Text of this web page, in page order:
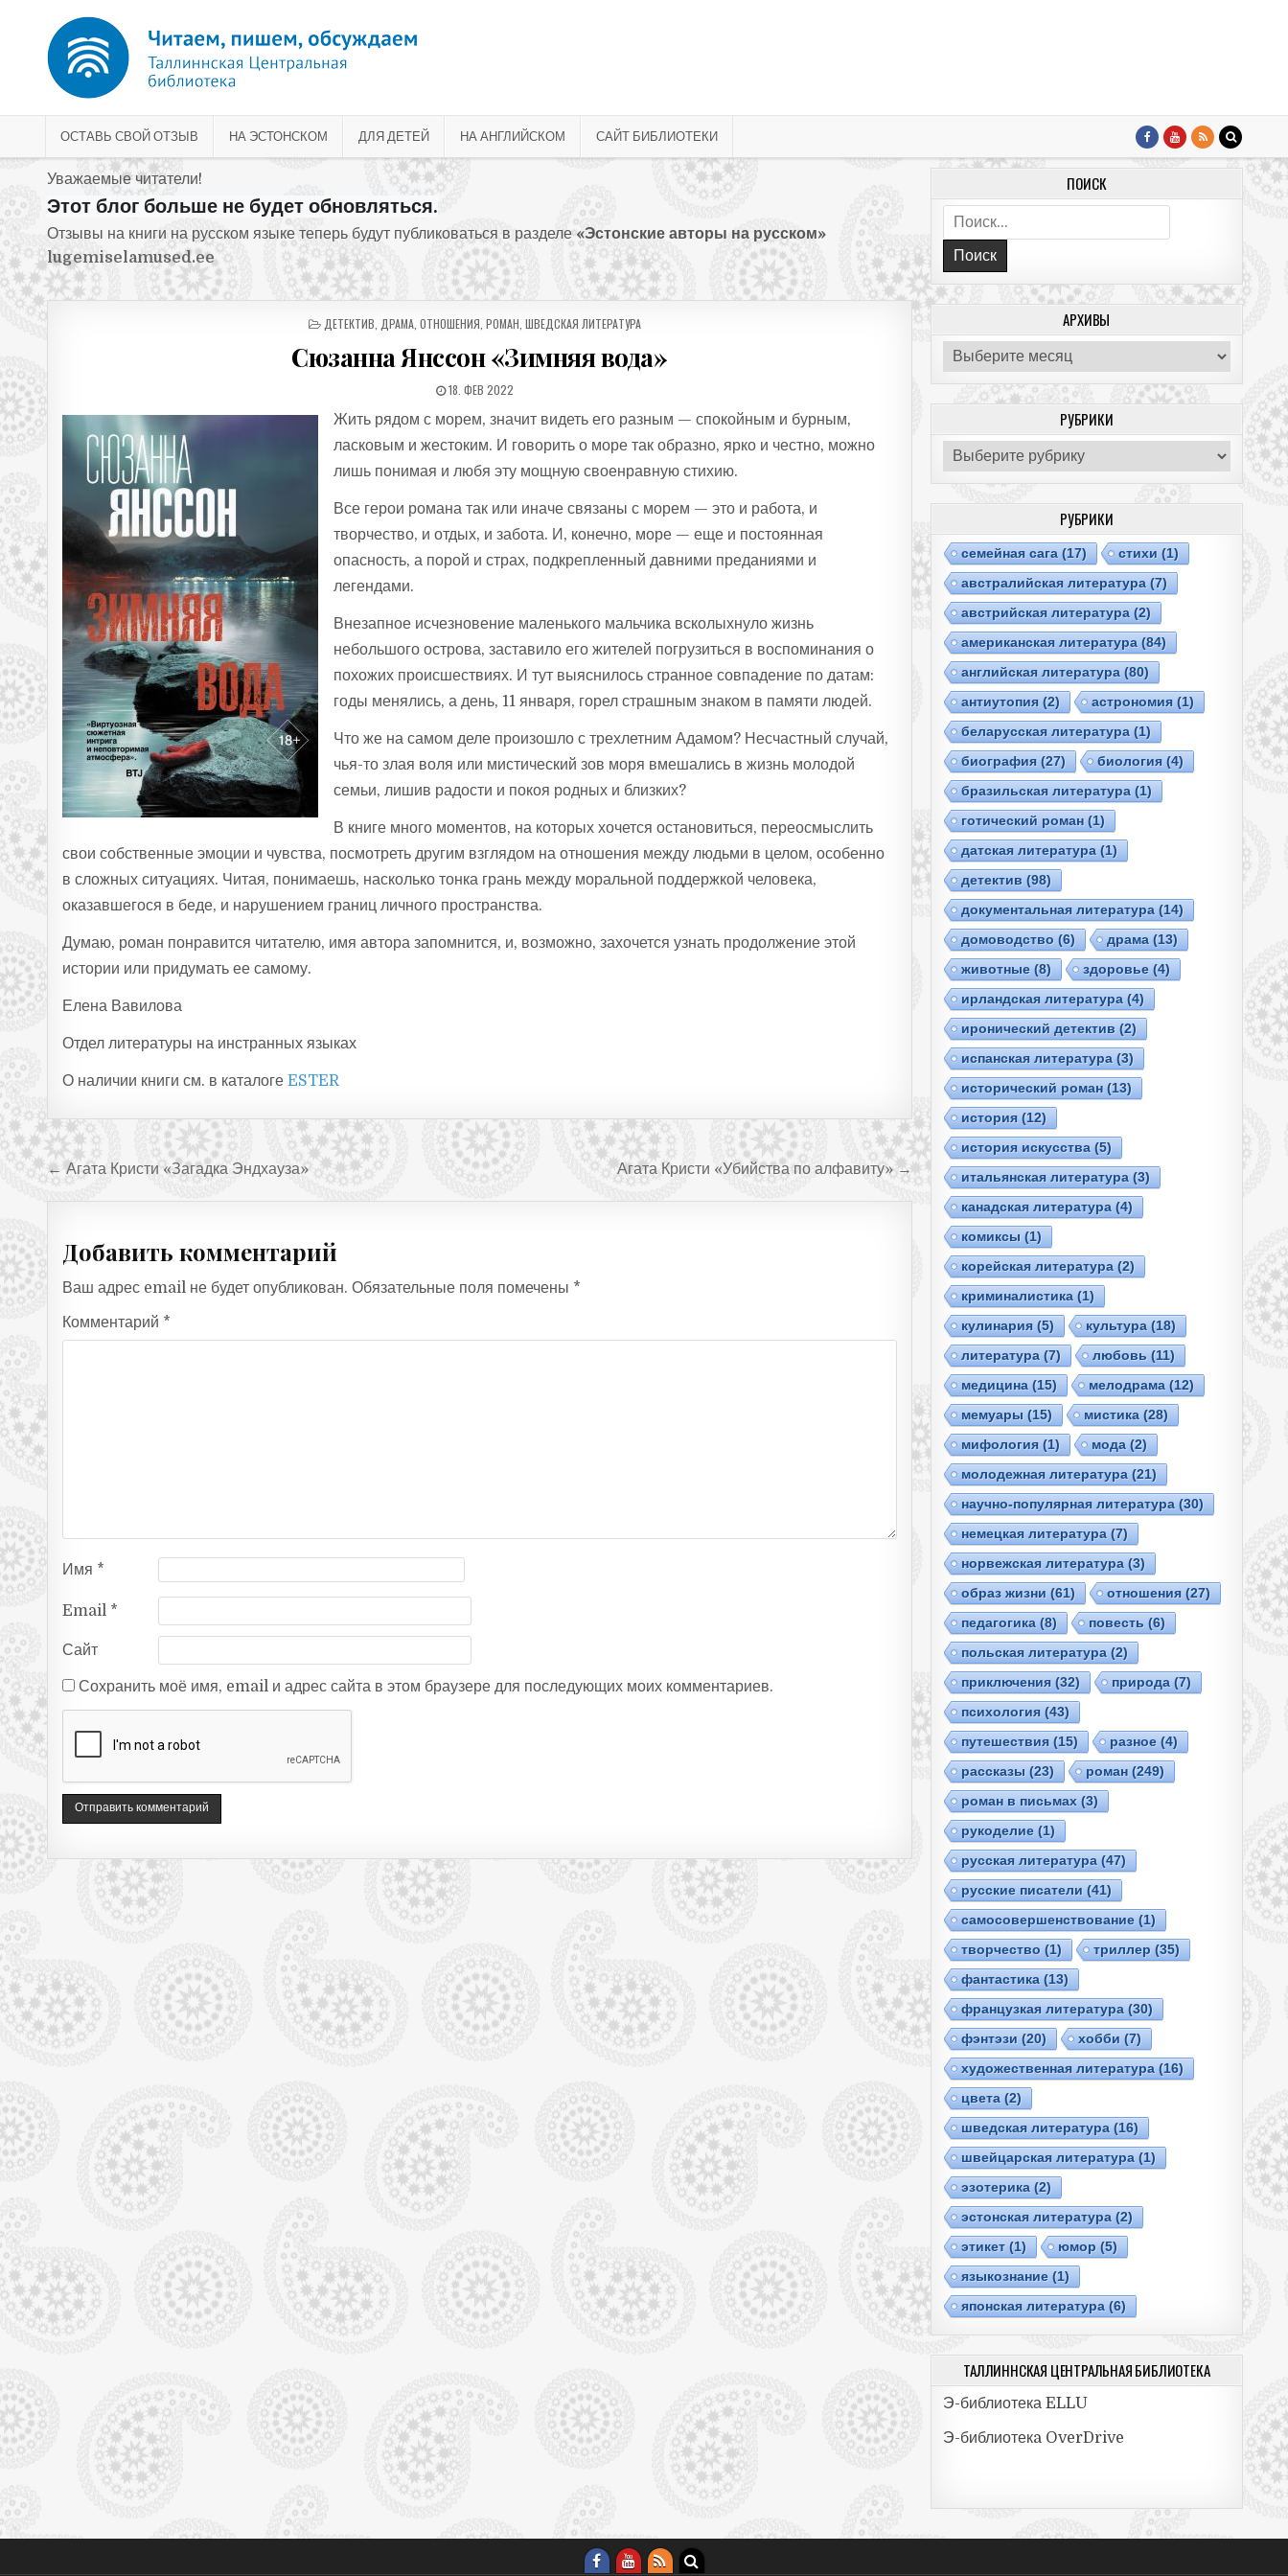
ОСТАВЬ СВОЙ ОТЗЫВ НА ЭСТОНСКОМ ДЛЯ ДЕТЕЙ НА АНГЛИЙСКОМ САЙТ БИБЛИОТЕКИ
Уважаемые читатели!
Этот блог больше не будет обновляться.
Отзывы на книги на русском языке теперь будут публиковаться в разделе«Эстонские авторы на русском»
lugemiselamused.ee
ОПУБЛИКОВАНО В
ДЕТЕКТИВ ДРАМА, ОТНОШЕНИЯ РОМАН ШВЕДСКАЯ ЛИТЕРАТУРА
Сюзанна Янссон «Зимняя вода»
ДАТА ПУБЛИКАЦИИ:
18. ФЕВ 2022
Жить рядом с морем, значит видеть его разным — спокойным и бурным,
ласковым и жестоким. И говорить о море так образно, ярко и честно, можно
лишь понимая и любя эту мощную своенравную стихию.
Все герои романа так или иначе связаны с морем — это и работа, и
творчество, и отдых, и забота. И, конечно, море — еще и постоянная
опасность, а порой и страх, подкрепленный давними преданиями и
легендами.
Внезапное исчезновение маленького мальчика всколыхнуло жизнь
небольшого острова, заставило его жителей погрузиться в воспоминания о
похожих происшествиях. И тут выяснилось странное совпадение по датам:
годы менялись, а день, 11 января, горел страшным знаком в памяти людей.
Что же на самом деле произошло с трехлетним Адамом? Несчастный случай,
чья-то злая воля или мистический зов моря вмешались в жизнь молодой
семьи, лишив радости и покоя родных и близких?
В книге много моментов, на которых хочется остановиться, переосмыслить
свои собственные эмоции и чувства, посмотреть другим взглядом на отношения между людьми в целом, особенно
в сложных ситуациях. Читая, понимаешь, насколько тонка грань между моральной поддержкой человека,
оказавшегося в беде, и нарушением границ личного пространства.
Думаю, роман понравится читателю, имя автора запомнится, и, возможно, захочется узнать продолжение этой
истории или придумать ее самому.
Елена Вавилова
Отдел литературы на инстранных языках
О наличии книги см. в каталогеESTER
Навигация по записям
← Агата Кристи «Загадка Эндхауза» Агата Кристи «Убийства по алфавиту» →
Добавить комментарий
Ваш адрес email не будет опубликован. Обязательные поля помечены *
Комментарий *
Имя *
Email *
Сайт
Сохранить моё имя, email и адрес сайта в этом браузере для последующих моих комментариев.
ПОИСК
Поиск:
АРХИВЫ
Архивы
РУБРИКИ
Рубрики
РУБРИКИ
cемейная сага(17) cтихи (1)
австралийская литература(7)
австрийская литература(2)
американская литература(84)
английская литература(80)
антиутопия(2) астрономия(1)
беларусская литература(1)
биография(27) биология(4)
бразильская литература(1)
готический роман(1)
датская литература(1)
детектив(98)
документальная литература(14)
домоводство (6) драма(13)
животные(8) здоровье(4)
ирландская литература(4)
иронический детектив(2)
испанская литература(3)
исторический роман(13)
история(12)
история искусства(5)
итальянская литература(3)
канадская литература(4)
комиксы(1)
корейская литература(2)
криминалистика(1)
кулинария(5) культура(18)
литература(7) любовь(11)
медицина(15) мелодрама(12)
мемуары(15) мистика(28)
мифология(1) мода(2)
молодежная литература(21)
научно-популярная литература(30)
немецкая литература(7)
норвежская литература(3)
образ жизни (61) отношения(27)
педагогика(8) повесть(6)
польская литература(2)
приключения(32) природа(7)
психология(43)
путешествия(15) разное(4)
рассказы(23) роман(249)
роман в письмах(3)
рукоделие(1)
русская литература(47)
русские писатели (41)
самосовершенствование(1)
творчество (1) триллер (35)
фантастика(13)
французкая литература(30)
фэнтэзи (20) хобби (7)
художественная литература(16)
цвета(2)
шведская литература(16)
швейцарская литература(1)
эзотерика(2)
эстонская литература(2)
этикет(1) юмор (5)
языкознание(1)
японская литература(6)
ТАЛЛИННСКАЯ ЦЕНТРАЛЬНАЯ БИБЛИОТЕКА
Э-библиотека ELLU
Э-библиотекa OverDrive